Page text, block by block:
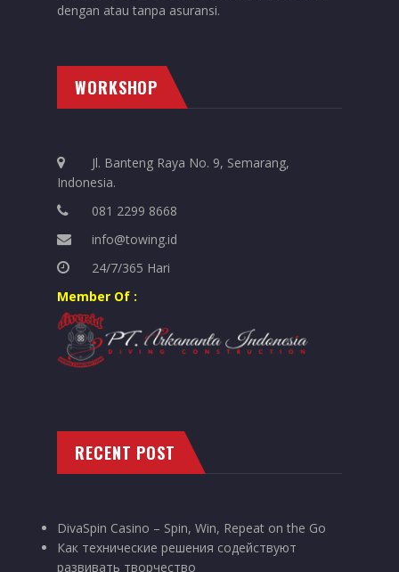
dengan atau tanpa asuransi.
WORKSHOP
Jl. Banteng Raya No. 9, Semarang,
Indonesia.
081 2299 8668
info@towing.id
24/7/365 Hari
Member Of :
RECENT POST
DivaSpin Casino – Spin, Win, Repeat on the Go
Как технические решения содействуют
развивать творчество